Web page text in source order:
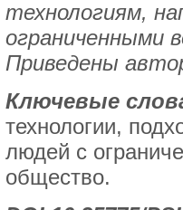
технологиям,
ограниченными
Приведены
Ключевые
технологии,
людей с
общество.